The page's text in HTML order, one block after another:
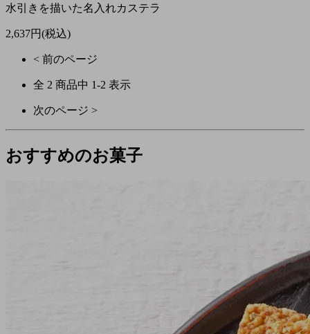
水引きを描いた名入れカステラ
2,637円(税込)
< 前のページ
全 2 商品中 1-2 表示
次のページ >
おすすめのお菓子